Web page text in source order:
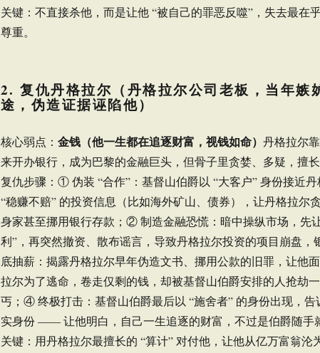
关键：不直接杀他，而是让他 “被自己的罪恶反噬”，失去最在
尊重。
2. 复仇丹格拉尔（丹格拉尔公司老板，当年嫉
途，伪造证据诬陷他）
核心弱点： 金钱（他一生都在追逐财富，视钱如命） 丹格拉尔
来开办银行，成为巴黎的金融巨头，但骨子里贪婪、多疑，擅长
复仇步骤：① 伪装 “合作”：基督山伯爵以 “大客户” 身份接近
“稳赚不赔” 的投资信息（比如海外矿山、债券），让丹格拉尔
身家甚至挪用银行存款；② 制造金融恐慌：暗中操纵市场，先
利”，再突然撤资、散布谣言，导致丹格拉尔投资的项目崩盘
底抽薪：揭露丹格拉尔早年伪造文书、挪用公款的旧罪，让他
拉尔为了逃命，卷走仅剩的钱，却被基督山伯爵安排的人抢劫
丐；④ 终极打击：基督山伯爵最后以 “施舍者” 的身份出现，
实身份 —— 让他明白，自己一生追逐的财富，不过是伯爵随手
关键：用丹格拉尔最擅长的 “算计” 对付他，让他从亿万富翁沦